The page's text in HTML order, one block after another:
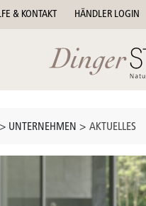
& KONTAKT HÄNDLER LOGIN
> UNTERNEHMEN > AKTUELLES